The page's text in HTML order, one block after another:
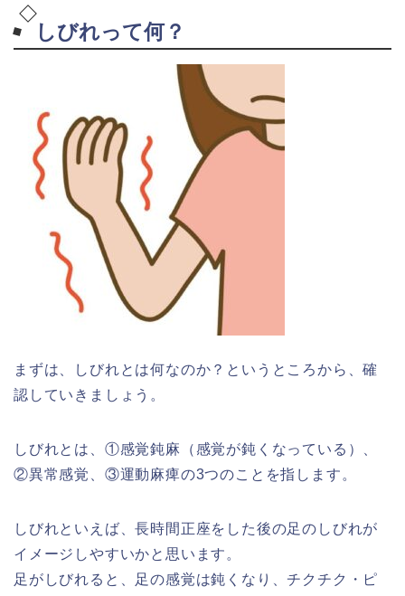
しびれって何？
まずは、しびれとは何なのか？というところから、確
認していきましょう。
しびれとは、①感覚鈍麻（感覚が鈍くなっている）、
②異常感覚、③運動麻痺の3つのことを指します。
しびれといえば、長時間正座をした後の足のしびれが
イメージしやすいかと思います。
足がしびれると、足の感覚は鈍くなり、チクチク・ピ